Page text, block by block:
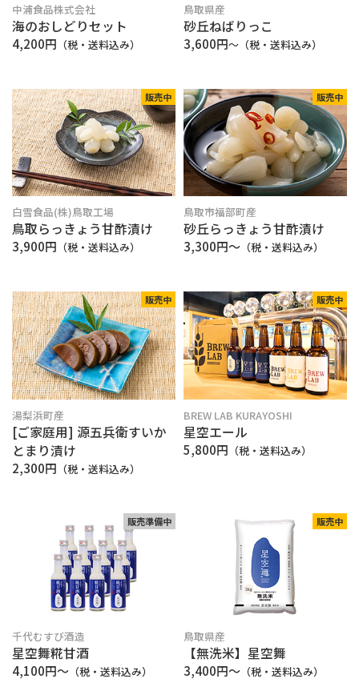
中浦食品株式会社
海のおしどりセット
4,200円 （税・送料込み）
鳥取県産
砂丘ねばりっこ
3,600円〜（税・送料込み）
販売中
白雪食品(株)鳥取工場
鳥取らっきょう甘酢漬け
3,900円 （税・送料込み）
販売中
鳥取市福部町産
砂丘らっきょう甘酢漬け
3,300円～ （税・送料込み）
販売中
湯梨浜町産
[ご家庭用] 源五兵衛すいか
とまり漬け
2,300円 （税・送料込み）
販売中
BREW LAB KURAYOSHI
星空エール
5,800円 （税・送料込み）
販売準備中
千代むすび酒造
星空舞糀甘酒
4,100円〜 （税・送料込み）
販売中
鳥取県産
【無洗米】星空舞
3,400円〜 （税・送料込み）